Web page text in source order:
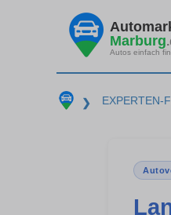
Marburg
Autos einfach
❯ EXPERTEN-